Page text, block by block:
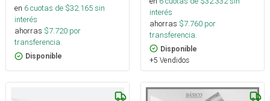
en 6cuotas de $32.165sin
interés
ahorras $7.720 por
transferencia.
Disponible
interés
ahorras $7.760 por
transferencia.
Disponible
+5 Vendidos